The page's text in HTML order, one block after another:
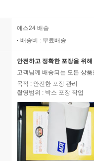
예스24 배송
배송비 : 무료배송
안전하고 정확한 포장을 위
고객님께 배송되는 모든 상
목적 : 안전한 포장 관리
촬영범위 : 박스 포장 작업